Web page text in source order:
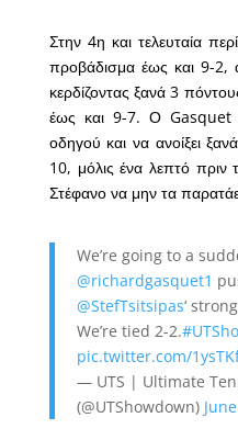
Στην 4η και τελευταία
προβάδισμα έως και 9-2,
κερδίζοντας ξανά 3
έως και 9-7. Ο Gasquet
οδηγού και να ανοίξει
10, μόλις ένα λεπτό πριν
Στέφανο να μην τα
We’re going to a
@richardgasquet1
@StefTsitsipas‘
We’re tied 2-2.
pic.twitter.com/
— UTS | Ultimate
(@UTShowdown)